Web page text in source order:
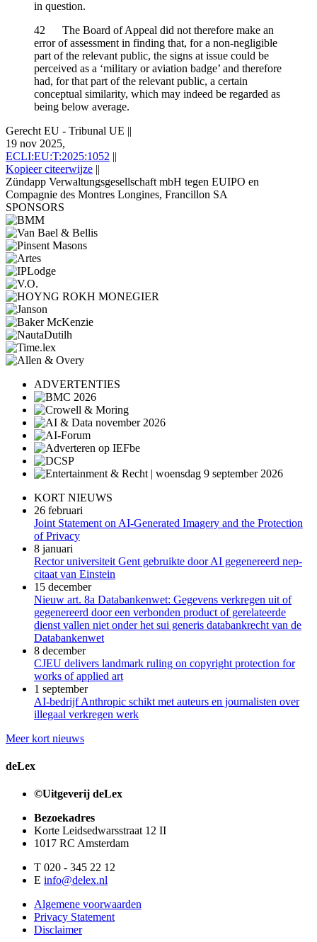
in question.
42 The Board of Appeal did not therefore make an
error of assessment in finding that, for a non-negligible
part of the relevant public, the signs at issue could be
perceived as a ‘military or aviation badge’ and therefore
had, for that part of the relevant public, a certain
conceptual similarity, which may indeed be regarded as
being below average.
Gerecht EU - Tribunal UE ||
19 nov 2025,
ECLI:EU:T:2025:1052 ||
Kopieer citeerwijze ||
Zündapp Verwaltungsgesellschaft mbH tegen EUIPO en
Compagnie des Montres Longines, Francillon SA
SPONSORS
ADVERTENTIES
KORT NIEUWS
26 februari
Joint Statement on AI-Generated Imagery and the Protection
of Privacy
8 januari
Rector universiteit Gent gebruikte door AI gegenereerd nep-
citaat van Einstein
15 december
Nieuw art. 8a Databankenwet: Gegevens verkregen uit of
gegenereerd door een verbonden product of gerelateerde
dienst vallen niet onder het sui generis databankrecht van de
Databankenwet
8 december
CJEU delivers landmark ruling on copyright protection for
works of applied art
1 september
AI-bedrijf Anthropic schikt met auteurs en journalisten over
illegaal verkregen werk
Meer kort nieuws
deLex
©Uitgeverij deLex
Bezoekadres
Korte Leidsedwarsstraat 12 II
1017 RC Amsterdam
T 020 - 345 22 12
E info@delex.nl
Algemene voorwaarden
Privacy Statement
Disclaimer